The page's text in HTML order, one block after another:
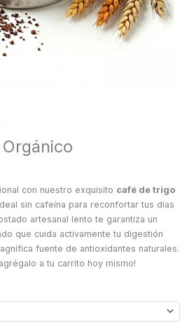
con nuestro exquisito café de trigo
sin cafeína para reconfortar tus días
artesanal lento te garantiza un
que cuida activamente tu digestión
fuente de antioxidantes naturales.
a tu carrito hoy mismo!